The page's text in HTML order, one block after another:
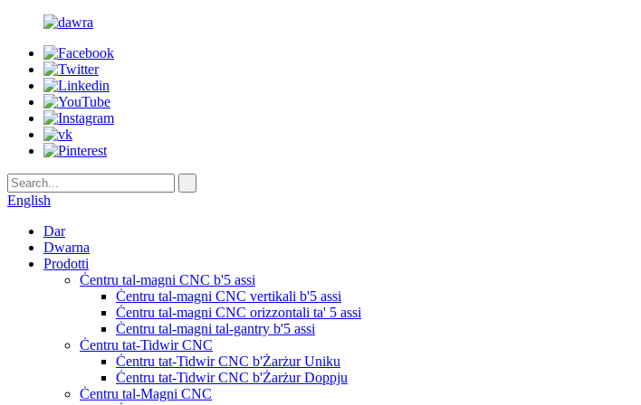
English
Dar
Dwarna
Prodotti
Ċentru tal-magni CNC b'5 assi
Ċentru tal-magni CNC vertikali b'5 assi
Ċentru tal-magni CNC orizzontali ta' 5 assi
Ċentru tal-magni tal-gantry b'5 assi
Ċentru tat-Tidwir CNC
Ċentru tat-Tidwir CNC b'Żarżur Uniku
Ċentru tat-Tidwir CNC b'Żarżur Doppju
Ċentru tal-Magni CNC